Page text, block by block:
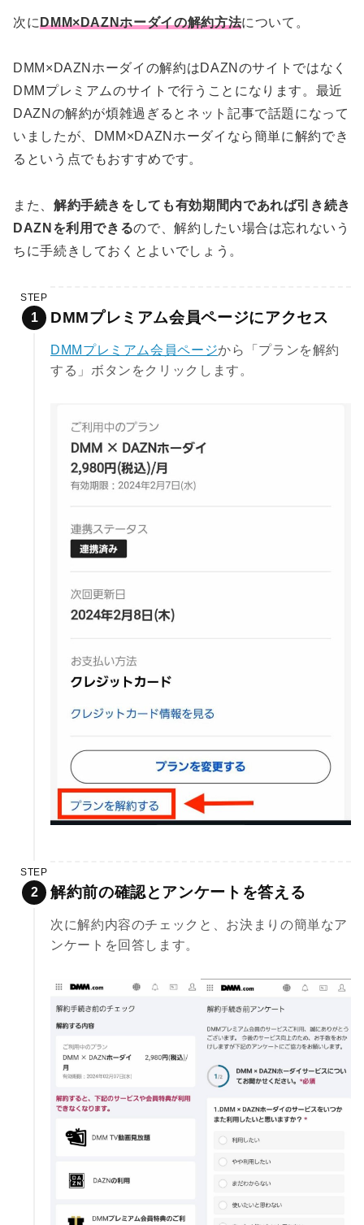
次にDMM×DAZNホーダイの解約方法について。
DMM×DAZNホーダイの解約はDAZNのサイトではなく
DMMプレミアムのサイトで行うことになります。最近
DAZNの解約が煩雑過ぎるとネット記事で話題になって
いましたが、DMM×DAZNホーダイなら簡単に解約でき
るという点でもおすすめです。
また、 解約手続きをしても有効期間内であれば引き続き
DAZNを利用できるので、解約したい場合は忘れないう
ちに手続きしておくとよいでしょう。
STEP
DMMプレミアム会員ページにアクセス
DMMプレミアム会員ページから「プランを解約
する」ボタンをクリックします。
STEP
解約前の確認とアンケートを答える
次に解約内容のチェックと、お決まりの簡単なア
ンケートを回答します。